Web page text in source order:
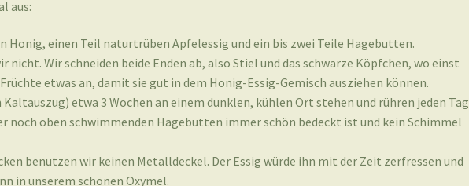
aus:
Honig, einen Teil naturtrüben Apfelessig und ein bis zwei Teile Hagebutten.
nicht. Wir schneiden beide Enden ab, also Stiel und das schwarze Köpfchen, wo einst
etwas an, damit sie gut in dem Honig-Essig-Gemisch ausziehen können.
Kaltauszug) etwa 3 Wochen an einem dunklen, kühlen Ort stehen und rühren jeden Tag
noch oben schwimmenden Hagebutten immer schön bedeckt ist und kein Schimmel
benutzen wir keinen Metalldeckel. Der Essig würde ihn mit der Zeit zerfressen und
in unserem schönen Oxymel.